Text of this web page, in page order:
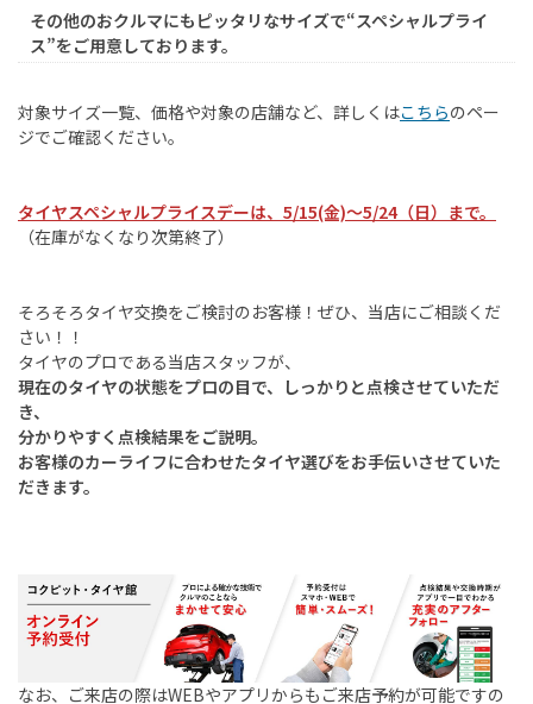
その他のおクルマにもピッタリなサイズで“スペシャルプライ
ス”をご用意しております。
対象サイズ一覧、価格や対象の店舗など、詳しくはこちらのペー
ジでご確認ください。
タイヤスペシャルプライスデーは、5/15(金)～5/24（日）まで。
（在庫がなくなり次第終了）
そろそろタイヤ交換をご検討のお客様！ぜひ、当店にご相談くだ
さい！！
タイヤのプロである当店スタッフが、
現在のタイヤの状態をプロの目で、しっかりと点検させていただ
き、
分かりやすく点検結果をご説明。
お客様のカーライフに合わせたタイヤ選びをお手伝いさせていた
だきます。
なお、ご来店の際はWEBやアプリからもご来店予約が可能ですの